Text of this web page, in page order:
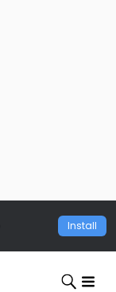
Install